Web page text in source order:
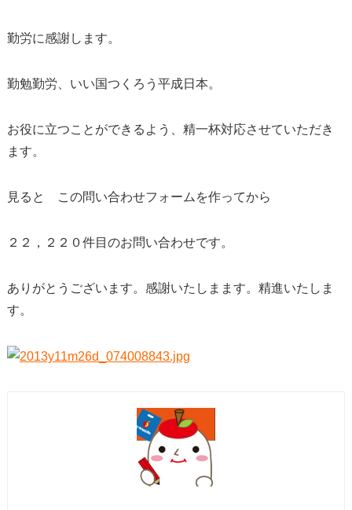
勤労に感謝します。
勤勉勤労、いい国つくろう平成日本。
お役に立つことができるよう、精一杯対応させていただき
ます。
見ると この問い合わせフォームを作ってから
２２，２２０件目のお問い合わせです。
ありがとうございます。感謝いたしまます。精進いたしま
す。